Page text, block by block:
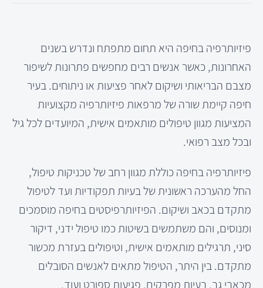
פיזיותרפיה בחיפה היא תחום מתפתח ונדרש בשנים
האחרונות, כאשר אנשים רבים מחפשים פתרונות לשיפור
מצבם הבריאותי ושיקום לאחר פציעות או ניתוחים. בעיר
חיפה קיימת שורה של מרפאות פיזיותרפיה מקצועיות
המציעות מגוון טיפולים מותאמים אישית, המיועדים לכל גיל
ובכל מצב רפואי.
פיזיותרפיה בחיפה כוללת מגוון רחב של טכניקות טיפול,
החל מהערכה ראשונית של בעיות תפקודיות ועד לטיפול
מתקדם בכאב ושיקום. הפיזיותרפיסטים בחיפה מוסמכים
ומנוסים, והם משתמשים בשיטות כמו טיפול ידני, דיקור
סיני, תרגילים מותאמים אישית, וטיפולים בעזרת מכשור
מתקדם. בין היתר, הטיפול מתאים לאנשים הסובלים
מכאבי גב, בעיות מפרקים, פגיעות ספורט ועוד.